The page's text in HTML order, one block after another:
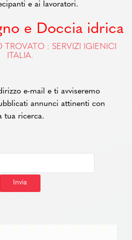
e ai lavoratori.
e Doccia idrica
TROVATO : SERVIZI IGIENICI
ITALIA.
e-mail e ti avviseremo
annunci attinenti con
tua ricerca.
Invia